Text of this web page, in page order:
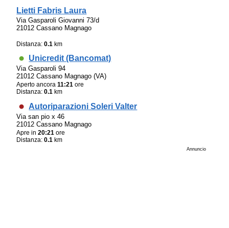
Lietti Fabris Laura
Via Gasparoli Giovanni 73/d
21012 Cassano Magnago
Distanza:0.1 km
Unicredit (Bancomat)
Via Gasparoli 94
21012 Cassano Magnago (VA)
Aperto ancora11:21 ore
Distanza:0.1 km
Autoriparazioni Soleri Valter
Via san pio x 46
21012 Cassano Magnago
Apre in20:21 ore
Distanza:0.1 km
Annuncio